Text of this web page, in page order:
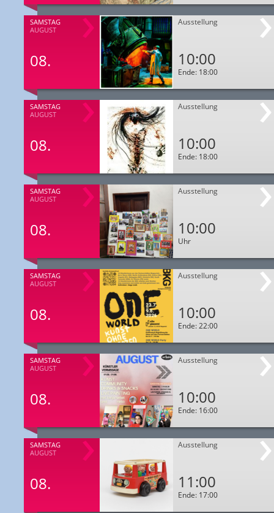
SAMSTAG
AUGUST
08.
Ausstellung
10:00
Ende: 18:00
SAMSTAG
AUGUST
08.
Ausstellung
10:00
Ende: 18:00
SAMSTAG
AUGUST
08.
Ausstellung
10:00
Uhr
SAMSTAG
AUGUST
08.
Ausstellung
10:00
Ende: 22:00
SAMSTAG
AUGUST
08.
Ausstellung
10:00
Ende: 16:00
SAMSTAG
AUGUST
08.
Ausstellung
11:00
Ende: 17:00